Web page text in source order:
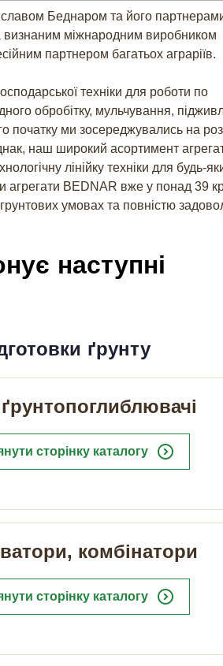
Беднаром та його
визнаним міжнародним виробником
партнером багатьох аграріїв.
техніки для роботи по
обробітку, мульчування,
ми зосереджувались на
наш широкий асортимент
лінійку техніки для будь-
агрегати BEDNAR вже у понад 39
умовах та повністю
наступні
ґрунту
сторінку каталогу expand_circle_right
комбінатори
сторінку каталогу expand_circle_right